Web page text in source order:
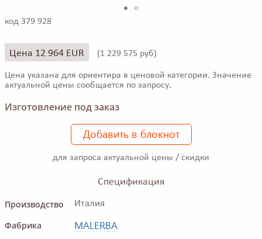
код 379 928
Цена 12 964 EUR (1 229 575 руб)
Цена указана для ориентира в ценовой категории. Значение
актуальной цены сообщается по запросу.
Изготовление под заказ
Добавить в блокнот
для запроса актуальной цены / скидки
Спецификация
Производство
Италия
Фабрика MALERBA